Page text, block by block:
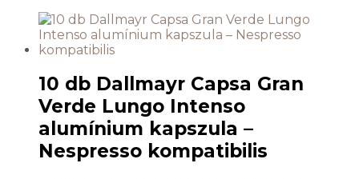
10 db Dallmayr Capsa Gran
Verde Lungo Intenso
alumínium kapszula –
Nespresso kompatibilis